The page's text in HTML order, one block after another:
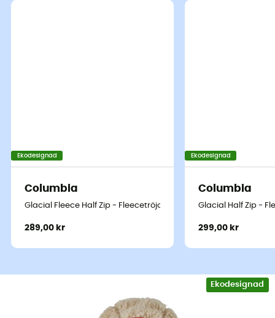
Ekodesignad
Columbia
Glacial Fleece Half Zip - Fleecetröjor - Børn
289,00 kr
Ekodesignad
Columbia
Glacial Half Zip -
299,00 kr
Ekodesignad